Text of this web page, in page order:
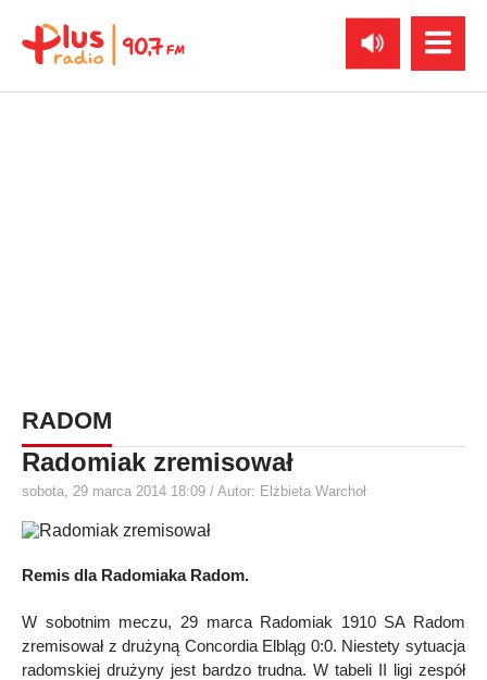
RADOM
Radomiak zremisował
sobota, 29 marca 2014 18:09 / Autor: Elżbieta Warchoł
Remis dla Radomiaka Radom.
W sobotnim meczu, 29 marca Radomiak 1910 SA Radom
zremisował z drużyną Concordia Elbląg 0:0. Niestety sytuacja
radomskiej drużyny jest bardzo trudna. W tabeli II ligi zespół